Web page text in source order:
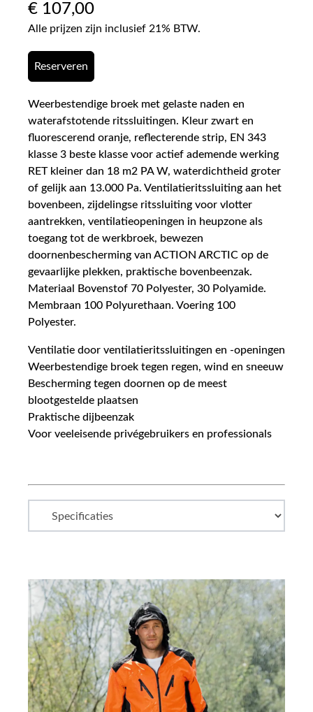
€ 107,00
Alle prijzen zijn inclusief 21% BTW.
Reserveren
Weerbestendige broek met gelaste naden en
waterafstotende ritssluitingen. Kleur zwart en
fluorescerend oranje, reflecterende strip, EN 343
klasse 3 beste klasse voor actief ademende werking
RET kleiner dan 18 m2 PA W, waterdichtheid groter
of gelijk aan 13.000 Pa. Ventilatieritssluiting aan het
bovenbeen, zijdelingse ritssluiting voor vlotter
aantrekken, ventilatieopeningen in heupzone als
toegang tot de werkbroek, bewezen
doornenbescherming van ACTION ARCTIC op de
gevaarlijke plekken, praktische bovenbeenzak.
Materiaal Bovenstof 70 Polyester, 30 Polyamide.
Membraan 100 Polyurethaan. Voering 100
Polyester.
Ventilatie door ventilatieritssluitingen en -openingen
Weerbestendige broek tegen regen, wind en sneeuw
Bescherming tegen doornen op de meest
blootgestelde plaatsen
Praktische dijbeenzak
Voor veeleisende privégebruikers en professionals